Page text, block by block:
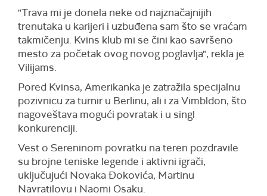
"Trava mi je donela neke od najznačajnijih
trenutaka u karijeri i uzbuđena sam što se vraćam
takmičenju. Kvins klub mi se čini kao savršeno
mesto za početak ovog novog poglavlja", rekla je
Vilijams.
Pored Kvinsa, Amerikanka je zatražila specijalnu
pozivnicu za turnir u Berlinu, ali i za Vimbldon, što
nagoveštava mogući povratak i u singl
konkurenciji.
Vest o Sereninom povratku na teren pozdravile
su brojne teniske legende i aktivni igrači,
uključujući Novaka Đokovića, Martinu
Navratilovu i Naomi Osaku.